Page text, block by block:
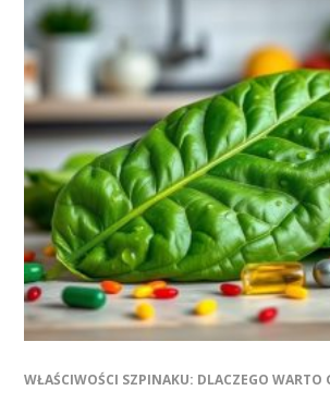
WŁAŚCIWOŚCI SZPINAKU: DLACZEGO WARTO